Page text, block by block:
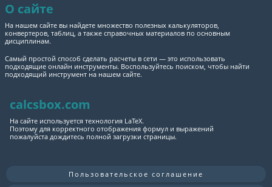
О сайте
На нашем сайте вы найдете множество полезных калькуляторов,
конвертеров, таблиц, а также справочных материалов по основным
дисциплинам.
Самый простой способ сделать расчеты в сети — это использовать
подходящие онлайн инструменты. Воспользуйтесь поиском, чтобы найти
подходящий инструмент на нашем сайте.
calcsbox.com
На сайте используется технология LaTeX.
Поэтому для корректного отображения формул и выражений
пожалуйста дождитесь полной загрузки страницы.
Пользовательское соглашение